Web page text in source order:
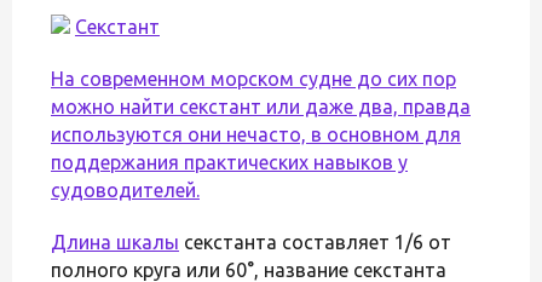
Секстант
На современном морском судне до сих пор
можно найти секстант или даже два, правда
используются они нечасто, в основном для
поддержания практических навыков у
судоводителей.
Длина шкалы секстанта составляет 1/6 от
полного круга или 60°, название секстанта